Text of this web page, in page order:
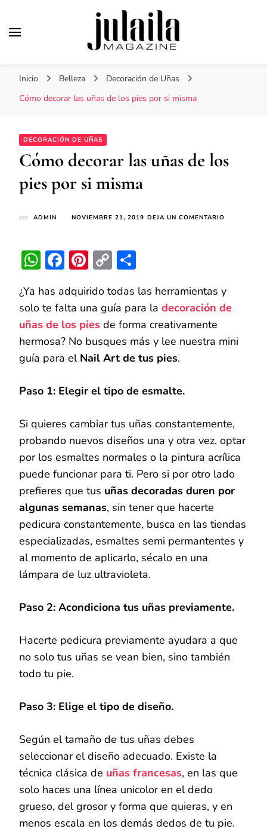
Inicio Belleza
Decoración de Uñas
Cómo decorar las uñas de los pies por si misma
DECORACIÓN DE UÑAS
Cómo decorar las uñas de los
pies por si misma
por ADMIN NOVIEMBRE 21, 2019 DEJA UN COMENTARIO
PIES
POR
SI
WhatsApp
Facebook
Pinterest
Copy
¿Ya has adquirido todas las herramientas y
solo te falta una guía para la decoración de
uñas de los pies de forma creativamente
hermosa? No busques más y lee nuestra mini
guía para el Nail Art de tus pies.
Paso 1: Elegir el tipo de esmalte.
Si quieres cambiar tus uñas constantemente,
probando nuevos diseños una y otra vez, optar
por los esmaltes normales o la pintura acrílica
puede funcionar para ti. Pero si por otro lado
prefieres que tus uñas decoradas duren por
algunas semanas, sin tener que hacerte
pedicura constantemente, busca en las tiendas
especializadas, esmaltes semi permantentes y
al momento de aplicarlo, sécalo en una
lámpara de luz ultravioleta.
Paso 2: Acondiciona tus uñas previamente.
Hacerte pedicura previamente ayudara a que
no solo tus uñas se vean bien, sino también
todo tu pie.
Paso 3: Elige el tipo de diseño.
Según el tamaño de tus uñas debes
seleccionar el diseño adecuado. Existe la
técnica clásica de uñas francesas, en las que
solo haces una línea unicolor en el dedo
grueso, del grosor y forma que quieras, y en
menos escala en los demás dedos de tu pie.